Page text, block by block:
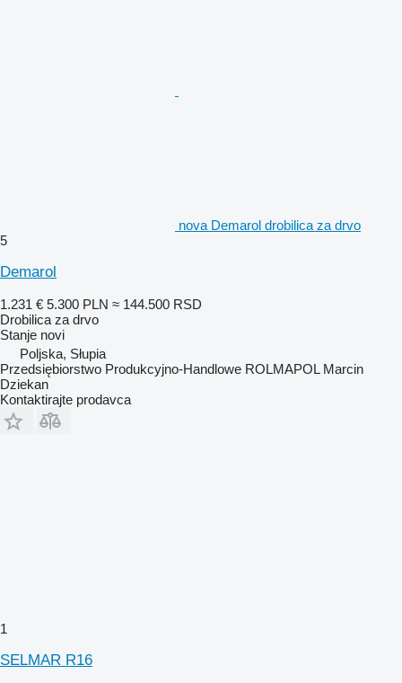
nova Demarol drobilica za drvo
5
Demarol
1.231 € 5.300 PLN ≈ 144.500 RSD
Drobilica za drvo
Stanje novi
Poljska, Słupia
Przedsiębiorstwo Produkcyjno-Handlowe ROLMAPOL Marcin
Dziekan
Kontaktirajte prodavca
1
SELMAR R16